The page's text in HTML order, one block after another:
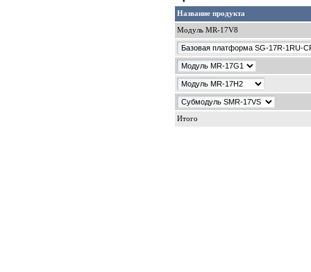
Название продукта
Модуль MR-17V8
Итого